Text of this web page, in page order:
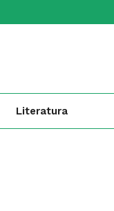
Literatura